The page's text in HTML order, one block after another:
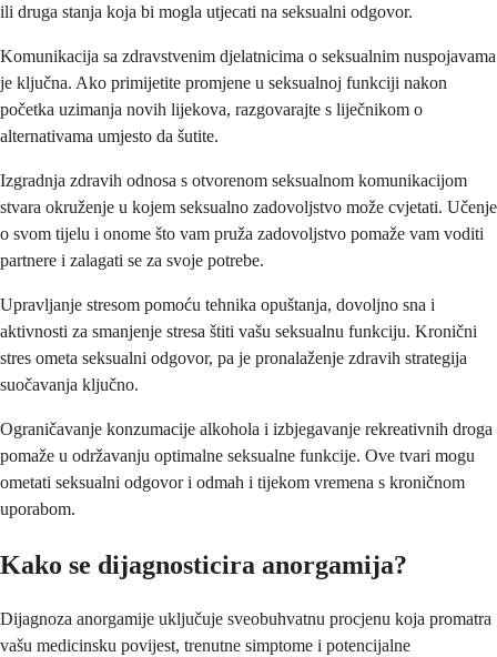
ili druga stanja koja bi mogla utjecati na seksualni odgovor.
Komunikacija sa zdravstvenim djelatnicima o seksualnim nuspojavama
je ključna. Ako primijetite promjene u seksualnoj funkciji nakon
početka uzimanja novih lijekova, razgovarajte s liječnikom o
alternativama umjesto da šutite.
Izgradnja zdravih odnosa s otvorenom seksualnom komunikacijom
stvara okruženje u kojem seksualno zadovoljstvo može cvjetati. Učenje
o svom tijelu i onome što vam pruža zadovoljstvo pomaže vam voditi
partnere i zalagati se za svoje potrebe.
Upravljanje stresom pomoću tehnika opuštanja, dovoljno sna i
aktivnosti za smanjenje stresa štiti vašu seksualnu funkciju. Kronični
stres ometa seksualni odgovor, pa je pronalaženje zdravih strategija
suočavanja ključno.
Ograničavanje konzumacije alkohola i izbjegavanje rekreativnih droga
pomaže u održavanju optimalne seksualne funkcije. Ove tvari mogu
ometati seksualni odgovor i odmah i tijekom vremena s kroničnom
uporabom.
Kako se dijagnosticira anorgamija?
Dijagnoza anorgamije uključuje sveobuhvatnu procjenu koja promatra
vašu medicinsku povijest, trenutne simptome i potencijalne